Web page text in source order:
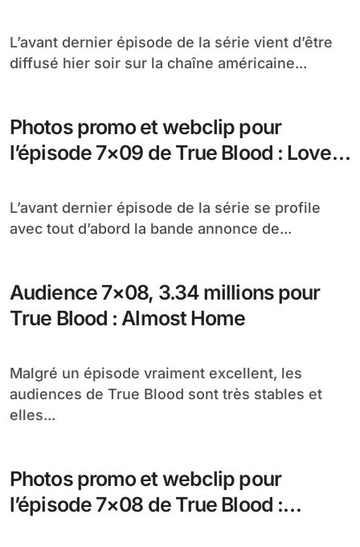
L’avant dernier épisode de la série vient d’être
diffusé hier soir sur la chaîne américaine...
Photos promo et webclip pour
l’épisode 7×09 de True Blood : Love
L’avant dernier épisode de la série se profile
avec tout d’abord la bande annonce de...
Audience 7×08, 3.34 millions pour
True Blood : Almost Home
Malgré un épisode vraiment excellent, les
audiences de True Blood sont très stables et
elles...
Photos promo et webclip pour
l’épisode 7×08 de True Blood :